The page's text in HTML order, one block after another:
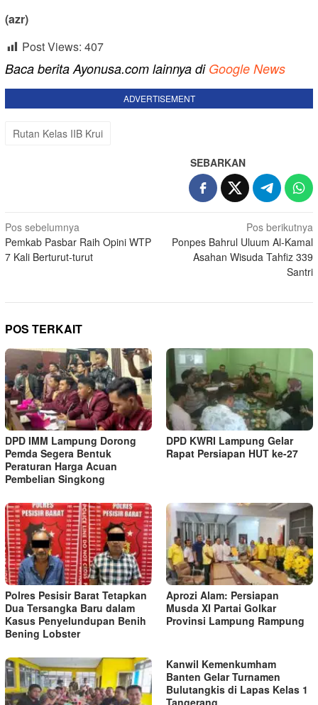
(azr)
Post Views: 407
Baca berita Ayonusa.com lainnya di Google News
ADVERTISEMENT
Rutan Kelas IIB Krui
SEBARKAN
Navigasi
pos
Pos sebelumnya
Pemkab Pasbar Raih Opini WTP
7 Kali Berturut-turut
Pos berikutnya
Ponpes Bahrul Uluum Al-Kamal
Asahan Wisuda Tahfiz 339
Santri
POS TERKAIT
DPD IMM Lampung Dorong
Pemda Segera Bentuk
Peraturan Harga Acuan
Pembelian Singkong
DPD KWRI Lampung Gelar
Rapat Persiapan HUT ke-27
Polres Pesisir Barat Tetapkan
Dua Tersangka Baru dalam
Kasus Penyelundupan Benih
Bening Lobster
Aprozi Alam: Persiapan
Musda XI Partai Golkar
Provinsi Lampung Rampung
Kanwil Kemenkumham
Banten Gelar Turnamen
Bulutangkis di Lapas Kelas 1
Tangerang